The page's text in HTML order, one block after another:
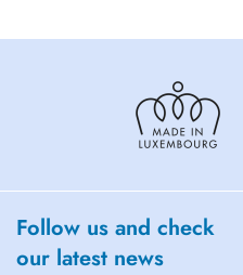
Follow us and check
our latest news